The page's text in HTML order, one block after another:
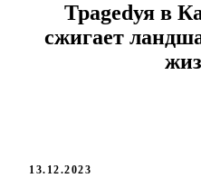
Трagedуя в
сжигает
13.12.2023